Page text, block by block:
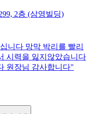
2층 (삼영빌딩)
니다 망막 박리를 빨리
시력을 잃지않았습니다
원장님 감사합니다"